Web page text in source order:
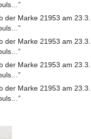
der Marke 21953 am 23.3.
der Marke 21953 am 23.3.
der Marke 21953 am 23.3.
der Marke 21953 am 23.3.